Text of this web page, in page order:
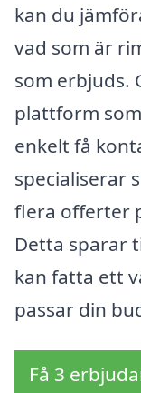
kan du
vad som är
som erbjuds.
plattform
enkelt få
specialiserar
flera offerter
Detta sparar
kan fatta ett
passar din
Få 3